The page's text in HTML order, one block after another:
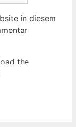
in diesem
the